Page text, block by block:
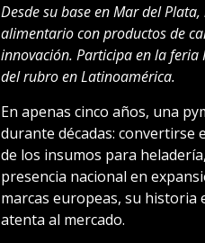
Desde su base en Mar del
alimentario con productos de
innovación. Participa en la feria
del rubro en Latinoamérica.
En apenas cinco años, una
durante décadas: convertirse
de los insumos para
presencia nacional en
marcas europeas, su historia
atenta al mercado.